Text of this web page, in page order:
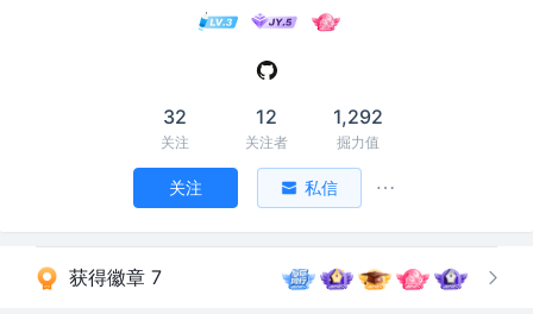
32
关注
12
关注者
1,292
掘力值
关注 私信
获得徽章 7